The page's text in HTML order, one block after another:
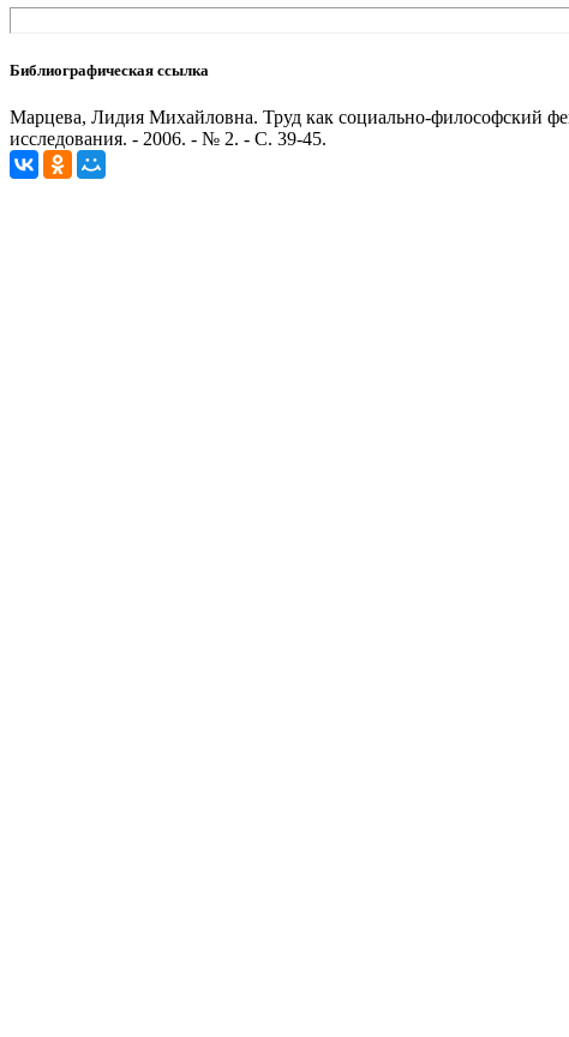
Библиографическая ссылка
Марцева, Лидия Михайловна. Труд как социально-философский
исследования. - 2006. - № 2. - С. 39-45.